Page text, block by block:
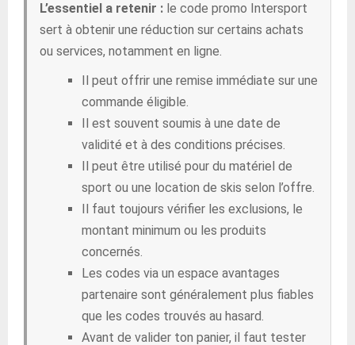
L’essentiel a retenir : le code promo Intersport
sert à obtenir une réduction sur certains achats
ou services, notamment en ligne.
Il peut offrir une remise immédiate sur une
commande éligible.
Il est souvent soumis à une date de
validité et à des conditions précises.
Il peut être utilisé pour du matériel de
sport ou une location de skis selon l’offre.
Il faut toujours vérifier les exclusions, le
montant minimum ou les produits
concernés.
Les codes via un espace avantages
partenaire sont généralement plus fiables
que les codes trouvés au hasard.
Avant de valider ton panier, il faut tester